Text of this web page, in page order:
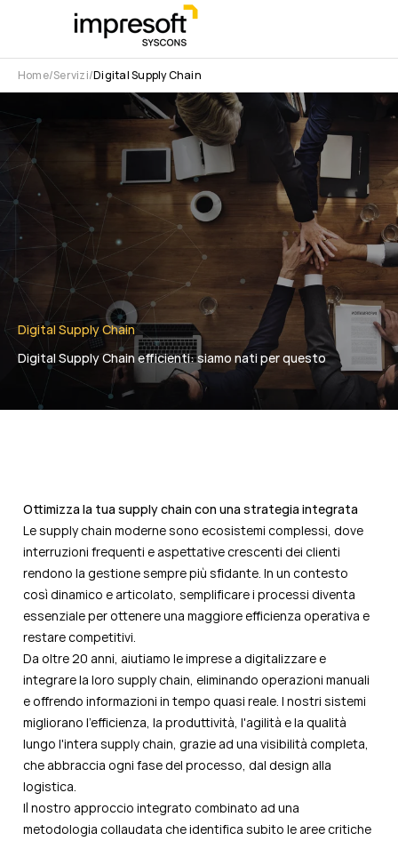
Home Servizi Digital Supply Chain
Digital Supply Chain
Digital Supply Chain efficienti: siamo nati per questo
Ottimizza la tua supply chain con una strategia integrata
Le supply chain moderne sono ecosistemi complessi, dove
interruzioni frequenti e aspettative crescenti dei clienti
rendono la gestione sempre più sfidante. In un contesto
così dinamico e articolato, semplificare i processi diventa
essenziale per ottenere una maggiore efficienza operativa e
restare competitivi.
Da oltre 20 anni, aiutiamo le imprese a digitalizzare e
integrare la loro supply chain, eliminando operazioni manuali
e offrendo informazioni in tempo quasi reale. I nostri sistemi
migliorano l'efficienza, la produttività, l'agilità e la qualità
lungo l'intera supply chain, grazie ad una visibilità completa,
che abbraccia ogni fase del processo, dal design alla
logistica.
Il nostro approccio integrato combinato ad una
metodologia collaudata che identifica subito le aree critiche